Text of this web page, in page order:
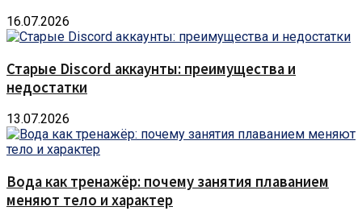
16.07.2026
Старые Discord аккаунты: преимущества и
недостатки
13.07.2026
Вода как тренажёр: почему занятия плаванием
меняют тело и характер